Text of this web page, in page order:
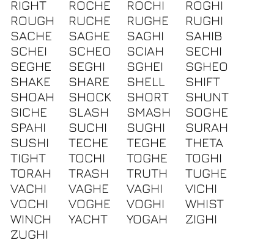
RIGHT
ROCHE ROCHI
ROGHI
ROUGH
RUCHE RUGHE
RUGHI
SACHE
SAGHE SAGHI
SAHIB
SCHEI
SCHEO SCIAH
SECHI
SEGHE
SEGHI SGHEI
SGHEO
SHAKE
SHARE SHELL
SHIFT
SHOAH
SHOCK SHORT
SHUNT
SICHE
SLASH SMASH
SOGHE
SPAHI
SUCHI SUGHI
SURAH
SUSHI
TECHE TEGHE
THETA
TIGHT
TOCHI TOGHE
TOGHI
TORAH
TRASH TRUTH
TUGHE
VACHI
VAGHE VAGHI
VICHI
VOCHI
VOGHE VOGHI
WHIST
WINCH
YACHT YOGAH
ZIGHI
ZUGHI